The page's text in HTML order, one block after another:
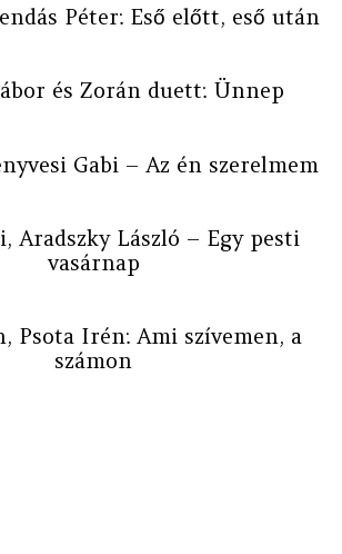
Péter: Eső előtt, eső után
és Zorán duett: Ünnep
Gabi – Az én szerelmem
Aradszky László – Egy pesti
vasárnap
Psota Irén: Ami szívemen, a
számon